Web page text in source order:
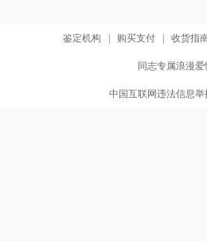
鉴定机构 购买支付 收货指
同志专属浪漫
中国互联网违法信息